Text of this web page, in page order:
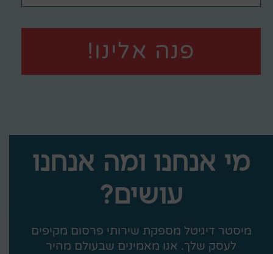
פנה אלינו!
מי אנחנו ומה אנחנו
עושים?
מיסטר דיגיטל מספקת שירותי פרסום מקיפים
לעסק שלך. אנו מאמינים שבעולם מהיר